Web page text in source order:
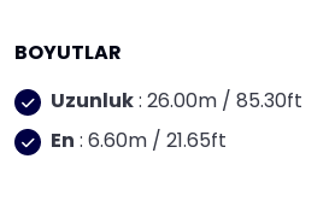
BOYUTLAR
Uzunluk: 26.00m / 85.30ft
En : 6.60m / 21.65ft